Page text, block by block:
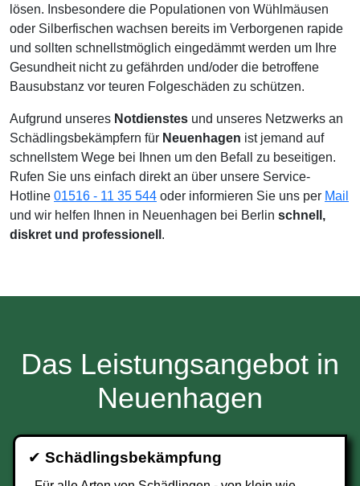
lösen. Insbesondere die Populationen von Wühlmäusen
oder Silberfischen wachsen bereits im Verborgenen rapide
und sollten schnellstmöglich eingedämmt werden um Ihre
Gesundheit nicht zu gefährden und/oder die betroffene
Bausubstanz vor teuren Folgeschäden zu schützen.
Aufgrund unseres Notdienstes und unseres Netzwerks an
Schädlingsbekämpfern für Neuenhagen ist jemand auf
schnellstem Wege bei Ihnen um den Befall zu beseitigen.
Rufen Sie uns einfach direkt an über unsere Service-
Hotline 01516 - 11 35 544 oder informieren Sie uns per Mail
und wir helfen Ihnen in Neuenhagen bei Berlin schnell,
diskret und professionell .
Das Leistungsangebot in
Neuenhagen
✔ Schädlingsbekämpfung